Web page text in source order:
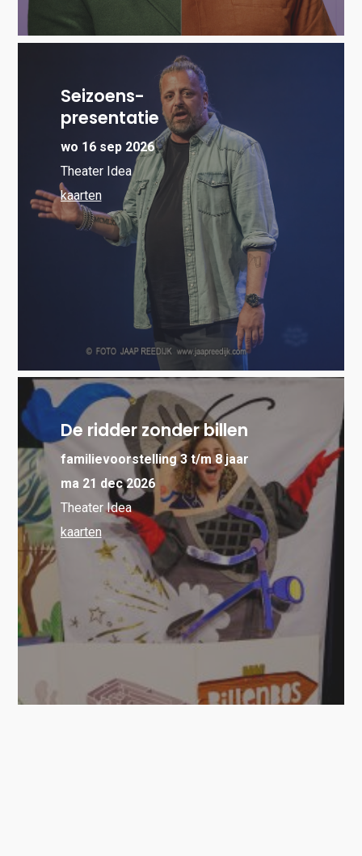
Seizoens-
presentatie
wo 16 sep 2026
Theater Idea
kaarten
De ridder zonder billen
familievoorstelling 3 t/m 8 jaar
ma 21 dec 2026
Theater Idea
kaarten